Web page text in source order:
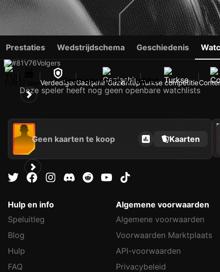
ARDA KIZILDAĞ
#81V76Volgers
VerdedigerGazişehir GaziantepTurkse competitie
Prestaties Wedstrijdschema Geschiedenis
Geen openbare watchlist
Deze speler heeft nog geen openbare watchlists
Geen kaarten te koop Kaarten
2023
Hulp en info
Speluitleg
Blog
Hulp
FAQ
Algemene voorwaarden
Algemene voorwaarden
Voorwaarden Marktplaats
API-voorwaarden
Privacybeleid